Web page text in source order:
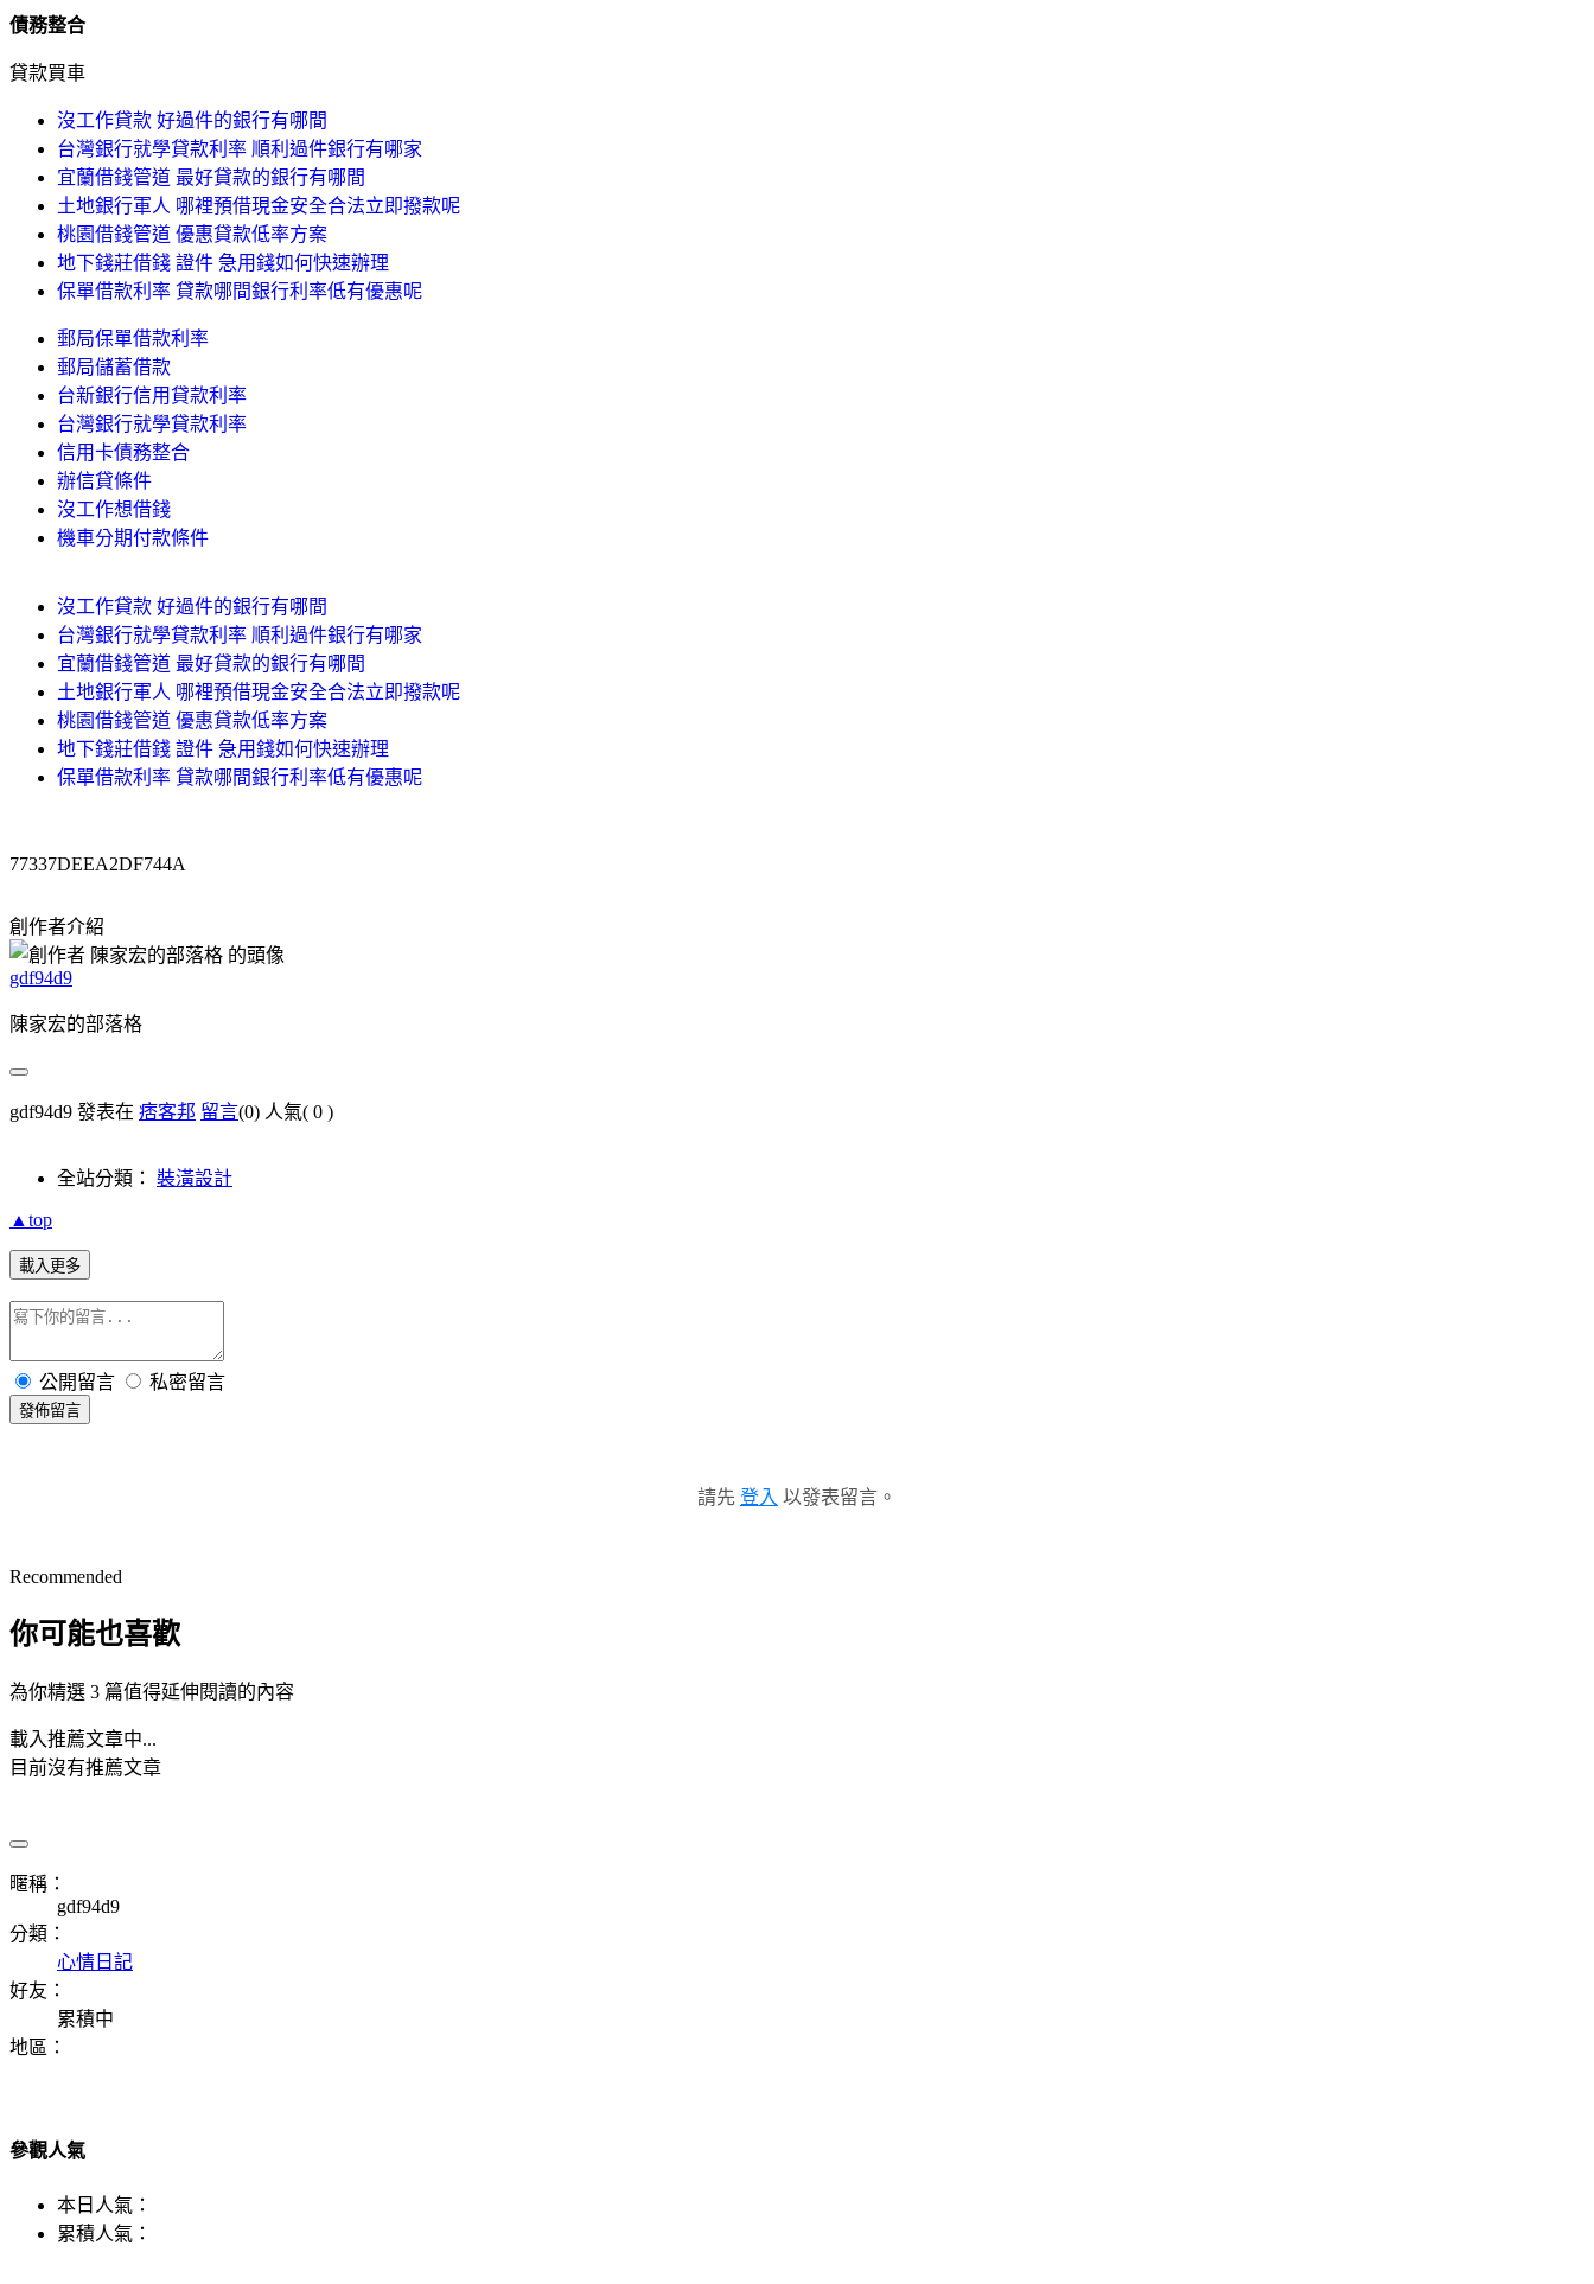
債務整合
貸款買車
沒工作貸款 好過件的銀行有哪間
台灣銀行就學貸款利率 順利過件銀行有哪家
宜蘭借錢管道 最好貸款的銀行有哪間
土地銀行軍人 哪裡預借現金安全合法立即撥款呢
桃園借錢管道 優惠貸款低率方案
地下錢莊借錢 證件 急用錢如何快速辦理
保單借款利率 貸款哪間銀行利率低有優惠呢
郵局保單借款利率
郵局儲蓄借款
台新銀行信用貸款利率
台灣銀行就學貸款利率
信用卡債務整合
辦信貸條件
沒工作想借錢
機車分期付款條件
沒工作貸款 好過件的銀行有哪間
台灣銀行就學貸款利率 順利過件銀行有哪家
宜蘭借錢管道 最好貸款的銀行有哪間
土地銀行軍人 哪裡預借現金安全合法立即撥款呢
桃園借錢管道 優惠貸款低率方案
地下錢莊借錢 證件 急用錢如何快速辦理
保單借款利率 貸款哪間銀行利率低有優惠呢
77337DEEA2DF744A
創作者介紹
gdf94d9
陳家宏的部落格
gdf94d9 發表在 痞客邦 留言(0) 人氣( 0 )
全站分類： 裝潢設計
▲top
載入更多
公開留言 私密留言
發佈留言
請先 登入 以發表留言。
Recommended
你可能也喜歡
為你精選 3 篇值得延伸閱讀的內容
載入推薦文章中...
目前沒有推薦文章
暱稱：
gdf94d9
分類：
心情日記
好友：
累積中
地區：
參觀人氣
本日人氣：
累積人氣：